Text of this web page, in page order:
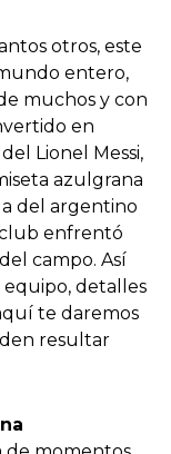
otros, este
entero,
muchos y con
en
Lionel Messi,
azulgrana
del argentino
club enfrentó
campo. Así
equipo, detalles
te daremos
resultar